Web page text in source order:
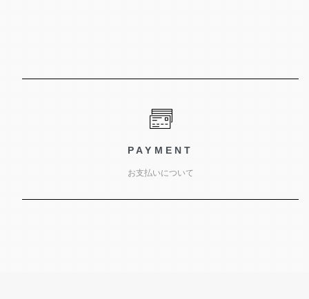
PAYMENT
お支払いについて